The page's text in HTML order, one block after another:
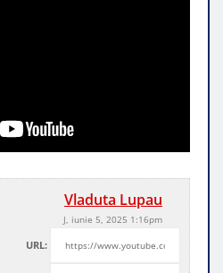
Vladuta Lupau
J, iunie 5, 2025 1:16pm
URL: